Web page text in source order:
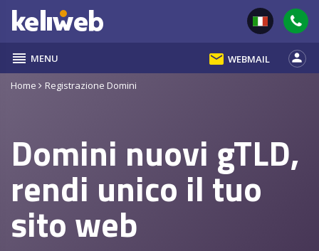
reorder MENU email WEBMAIL person
Home Registrazione Domini
Domini nuovi gTLD,
rendi unico il tuo
sito web